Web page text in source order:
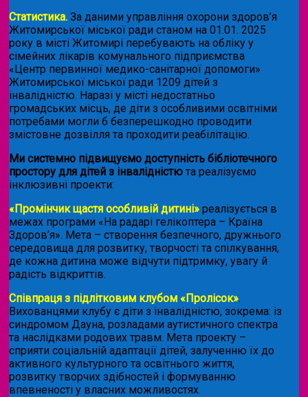
Статистика. За даними управління охорони здоров’я
Житомирської міської ради станом на 01.01. 2025
року в місті Житомирі перебувають на обліку у
сімейних лікарів комунального підприємства
«Центр первинної медико-санітарної допомоги»
Житомирської міської ради 1209 дітей з
інвалідністю. Наразі у місті недостатньо
громадських місць, де діти з особливими освітніми
потребами могли б безперешкодно проводити
змістовне дозвілля та проходити реабілітацію.
Ми системно підвищуємо доступність бібліотечного
простору для дітей з інвалідністю та реалізуємо
інклюзивні проекти:
«Промінчик щастя особливій дитині» реалізується в
межах програми «На радарі гелікоптера – Країна
Здоров’я». Мета – створення безпечного, дружнього
середовища для розвитку, творчості та спілкування,
де кожна дитина може відчути підтримку, увагу й
радість відкриттів.
Співпраця з підлітковим клубом «Пролісок».
Вихованцями клубу є діти з інвалідністю, зокрема: із
синдромом Дауна, розладами аутистичного спектра
та наслідками родових травм. Мета проекту –
сприяти соціальній адаптації дітей, залученню їх до
активного культурного та освітнього життя,
розвитку творчих здібностей і формуванню
впевненості у власних можливостях.